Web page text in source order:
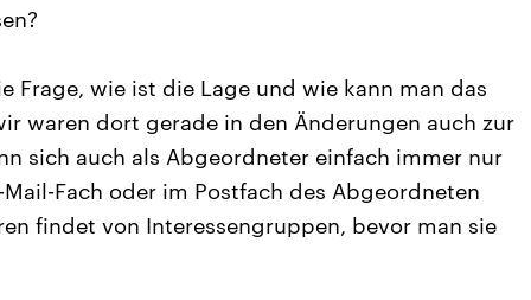
Frage, wie ist die Lage und wie kann man das
waren dort gerade in den Änderungen auch zur
sich auch als Abgeordneter einfach immer nur
Fach oder im Postfach des Abgeordneten
findet von Interessengruppen, bevor man sie